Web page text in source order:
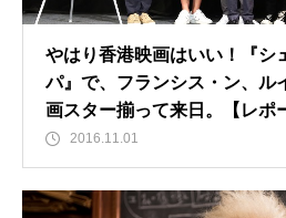
やはり香港映画はいい！『シ
パ』で、フランシス・ン、ル
画スター揃って来日。【レポ
2016.11.01